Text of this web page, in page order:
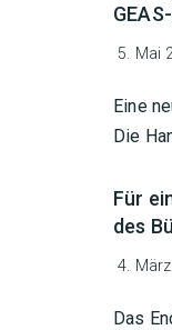
5. Mai
Eine
Die
Für
des
4.
Das